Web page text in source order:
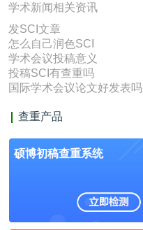
学术新闻相关资讯
发SCI文章
怎么自己润色SCI
学术会议投稿意义
投稿SCI有查重吗
国际学术会议论文好发表吗
查重产品
硕博初稿查重系统